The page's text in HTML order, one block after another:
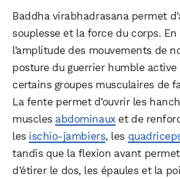
Baddha virabhadrasana permet
souplesse et la force du corps.
l’amplitude des mouvements de
posture du guerrier humble
certains groupes musculaires de
La fente permet d’ouvrir les
muscles abdominauxet de
les ischio-jambiers, les
tandis que la flexion avant
d’étirer le dos, les épaules et la